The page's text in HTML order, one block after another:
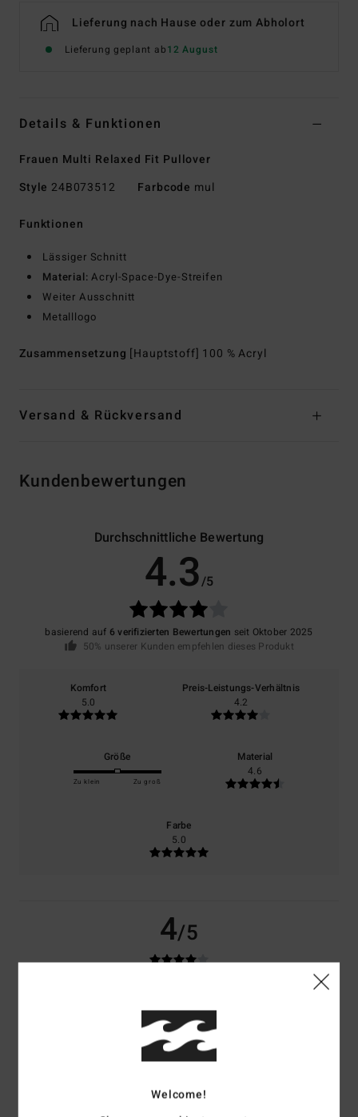
Lieferung nach Hause oder zum Abholort
Lieferung geplant ab12 August
Details & Funktionen
Frauen Multi Relaxed Fit Pullover
Style 24B073512 Farbcode mul
Funktionen
Lässiger Schnitt
Material: Acryl-Space-Dye-Streifen
Weiter Ausschnitt
Metalllogo
Zusammensetzung [Hauptstoff] 100 % Acryl
Versand & Rückversand
Kundenbewertungen
Durchschnittliche Bewertung
4.3/5
basierend auf 6 verifizierten Bewertungen seit Oktober 2025
50% unserer Kunden empfehlen dieses Produkt
Komfort
5.0
Preis-Leistungs-Verhältnis
4.2
Größe
Zu klein Zu groß
Material
4.6
Farbe
5.0
4/5
Preis-Leistungs-Verhältnis : 5/5
Welcome!